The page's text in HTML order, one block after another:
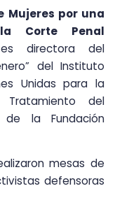
Mujeres por una
Corte Penal
directora del
del Instituto
Unidas para la
del
de la Fundación
mesas de
defensoras